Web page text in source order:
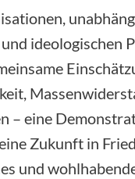
ideologischen
– eine
Zukunft in
und